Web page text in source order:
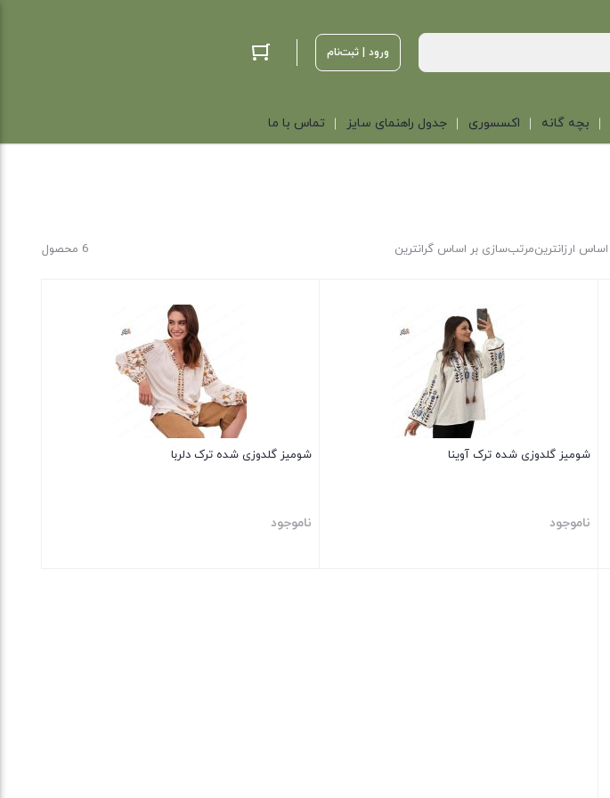
ورود | ثبت‌نام
بچه گانه اکسسوری جدول راهنمای سایز تماس با ما
6 محصول ارزانترینمرتب‌سازی بر اساس گرانترین
شومیز گلدوزی شده ترک آوینا
ناموجود
شومیز گلدوزی شده ترک دلربا
ناموجود